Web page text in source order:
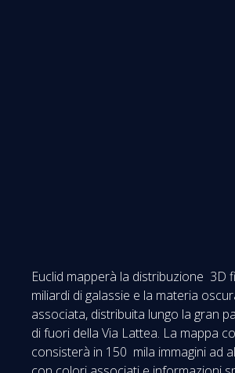
Euclid mapperà la distribuzione 3D
miliardi di galassie e la materia
associata, distribuita lungo la gran
di fuori della Via Lattea. La mappa
consisterà in 150 mila immagini ad